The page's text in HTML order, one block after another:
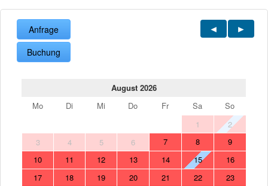
Anfrage
Buchung
August 2026
Mo
Di Mi Do Fr Sa
So
1
2
3
4 5 6 7 8
9
10
11 12 13 14 15
16
17
18 19 20 21 22
23